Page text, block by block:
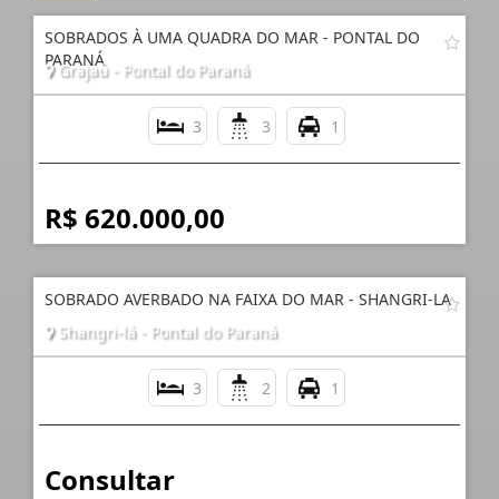
SOBRADOS À UMA QUADRA DO MAR - PONTAL DO
PARANÁ
Grajaú - Pontal do Paraná
3 3 1
R$ 620.000,00
SOBRADO AVERBADO NA FAIXA DO MAR - SHANGRI-LA
Shangri-lá - Pontal do Paraná
3 2 1
Consultar